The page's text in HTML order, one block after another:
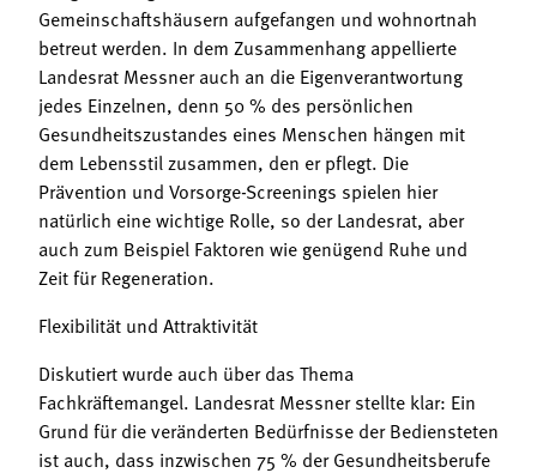
Gemeinschaftshäusern aufgefangen und wohnortnah
betreut werden. In dem Zusammenhang appellierte
Landesrat Messner auch an die Eigenverantwortung
jedes Einzelnen, denn 50 % des persönlichen
Gesundheitszustandes eines Menschen hängen mit
dem Lebensstil zusammen, den er pflegt. Die
Prävention und Vorsorge-Screenings spielen hier
natürlich eine wichtige Rolle, so der Landesrat, aber
auch zum Beispiel Faktoren wie genügend Ruhe und
Zeit für Regeneration.
Flexibilität und Attraktivität
Diskutiert wurde auch über das Thema
Fachkräftemangel. Landesrat Messner stellte klar: Ein
Grund für die veränderten Bedürfnisse der Bediensteten
ist auch, dass inzwischen 75 % der Gesundheitsberufe